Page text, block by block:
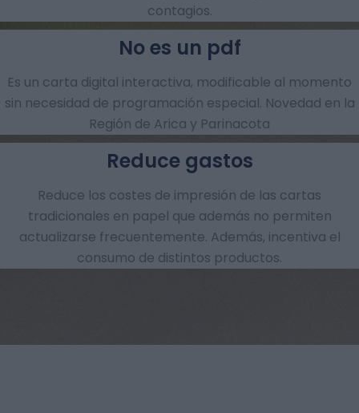
contagios.
Es un carta digital interactiva, modificable al momento
sin necesidad de programación especial. Novedad en la
Región de Arica y Parinacota
No es un pdf
Reduce los costes de impresión de las cartas
tradicionales en papel que además no permiten
actualizarse frecuentemente. Además, incentiva el
consumo de distintos productos.
Reduce gastos